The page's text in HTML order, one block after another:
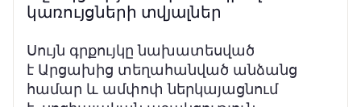
կառույցների տվյալներ
Սույն գրքույկը նախատեսված
է Արցախից տեղահանված անձանց
համար և ամփոփ ներկայացնում